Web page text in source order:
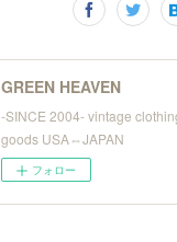
GREEN HEAVEN
-SINCE 2004- vintage
goods USA⇔JAPAN
フォロー